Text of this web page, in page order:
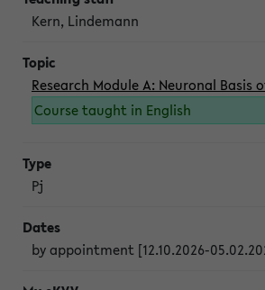
Kern, Lindemann
Research Module A: Neuronal Basis
Course taught in English
Pj
by appointment [12.10.2026-